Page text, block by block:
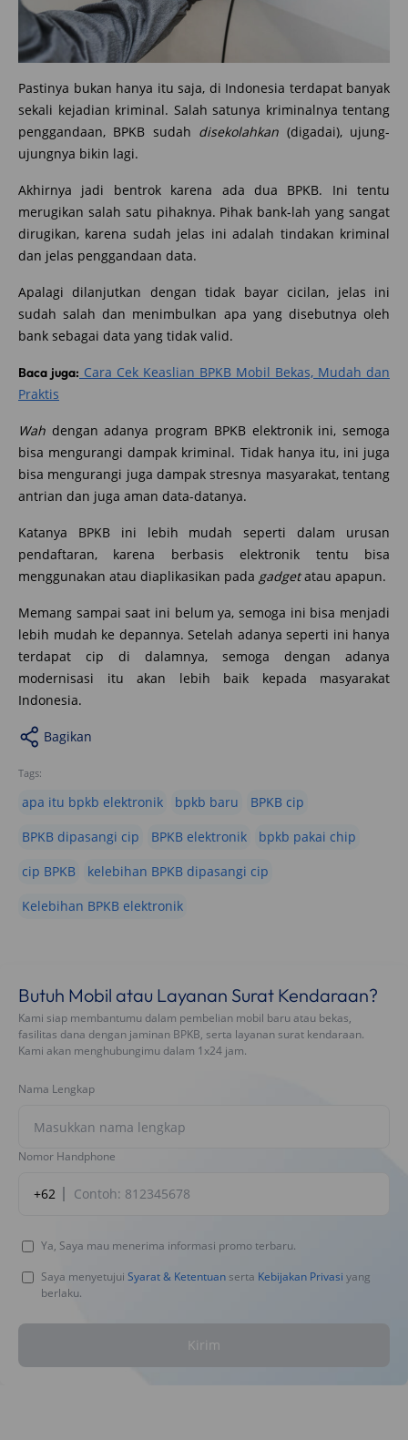
Pastinya bukan hanya itu saja, di Indonesia terdapat banyak
sekali kejadian kriminal. Salah satunya kriminalnya tentang
penggandaan, BPKB sudah disekolahkan (digadai), ujung-
ujungnya bikin lagi.
Akhirnya jadi bentrok karena ada dua BPKB. Ini tentu
merugikan salah satu pihaknya. Pihak bank-lah yang sangat
dirugikan, karena sudah jelas ini adalah tindakan kriminal
dan jelas penggandaan data.
Apalagi dilanjutkan dengan tidak bayar cicilan, jelas ini
sudah salah dan menimbulkan apa yang disebutnya oleh
bank sebagai data yang tidak valid.
Baca juga: Cara Cek Keaslian BPKB Mobil Bekas, Mudah dan
Praktis
Wah dengan adanya program BPKB elektronik ini, semoga
bisa mengurangi dampak kriminal. Tidak hanya itu, ini juga
bisa mengurangi juga dampak stresnya masyarakat, tentang
antrian dan juga aman data-datanya.
Katanya BPKB ini lebih mudah seperti dalam urusan
pendaftaran, karena berbasis elektronik tentu bisa
menggunakan atau diaplikasikan pada gadgetatau apapun.
Memang sampai saat ini belum ya, semoga ini bisa menjadi
lebih mudah ke depannya. Setelah adanya seperti ini hanya
terdapat cip di dalamnya, semoga dengan adanya
modernisasi itu akan lebih baik kepada masyarakat
Indonesia.
Bagikan
Tags:
apa itu bpkb elektronik bpkb baru
BPKB cip
BPKB dipasangi cip
BPKB elektronik
bpkb pakai chip
cip BPKB
kelebihan BPKB dipasangi cip
Kelebihan BPKB elektronik
Butuh Mobil atau Layanan Surat Kendaraan?
Kami siap membantumu dalam pembelian mobil baru atau bekas,
fasilitas dana dengan jaminan BPKB, serta layanan surat kendaraan.
Kami akan menghubungimu dalam 1x24 jam.
Nama Lengkap
Nomor Handphone
+62
Ya, Saya mau menerima informasi promo terbaru.
Saya menyetujui Syarat & Ketentuan serta Kebijakan Privasi yang
berlaku.
Kirim